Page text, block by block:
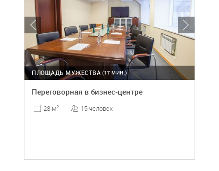
(17 МИН.)
ПЛОЩАДЬ МУЖЕСТВА
Переговорная в бизнес-центре
28 м2 15 человек